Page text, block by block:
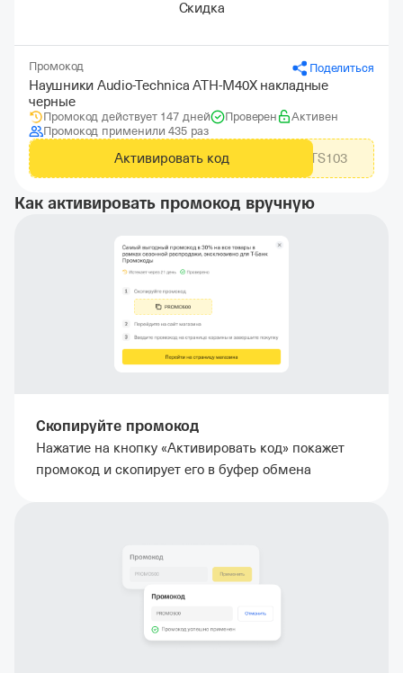
Скидка
Промокод Поделиться
Наушники Audio-Technica ATH-M40X накладные
черные
Промокод действует 147 дней Проверен
Активен
Промокод применили 435 раз
Активировать код MTS103
Как активировать промокод вручную
Скопируйте промокод
Нажатие на кнопку «Активировать код» покажет
промокод и скопирует его в буфер обмена